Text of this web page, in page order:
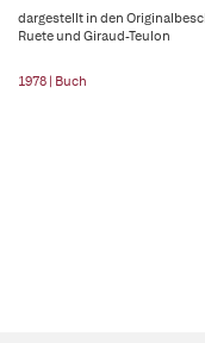
dargestellt in den
Ruete und Giraud-Teulon
1978 | Buch